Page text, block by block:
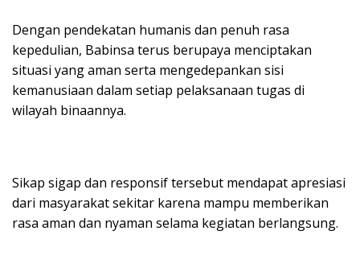
Dengan pendekatan humanis dan penuh rasa
kepedulian, Babinsa terus berupaya menciptakan
situasi yang aman serta mengedepankan sisi
kemanusiaan dalam setiap pelaksanaan tugas di
wilayah binaannya.
Sikap sigap dan responsif tersebut mendapat apresiasi
dari masyarakat sekitar karena mampu memberikan
rasa aman dan nyaman selama kegiatan berlangsung.